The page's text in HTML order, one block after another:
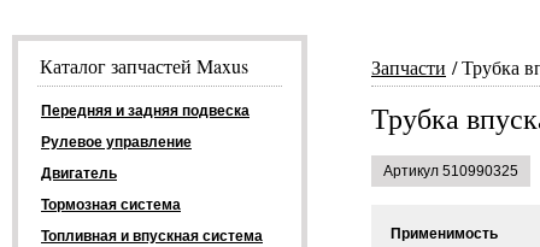
Запчасти Трубка
Трубка
Артикул 510990325
Применимость
Каталог запчастей Maxus
Передняя и задняя подвеска
Рулевое управление
Двигатель
Тормозная система
Топливная и впускная система